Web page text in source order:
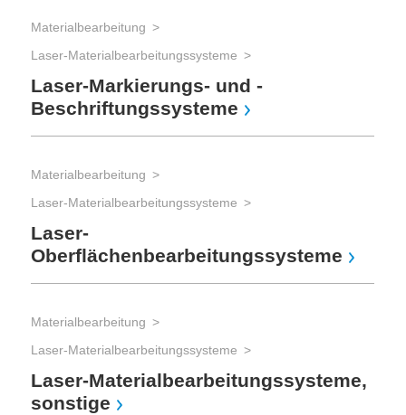
Materialbearbeitung
Laser-Materialbearbeitungssysteme
Laser-Markierungs- und -
Beschriftungssysteme
Materialbearbeitung
Laser-Materialbearbeitungssysteme
Laser-
Oberflächenbearbeitungssysteme
Materialbearbeitung
Laser-Materialbearbeitungssysteme
Laser-Materialbearbeitungssysteme,
sonstige